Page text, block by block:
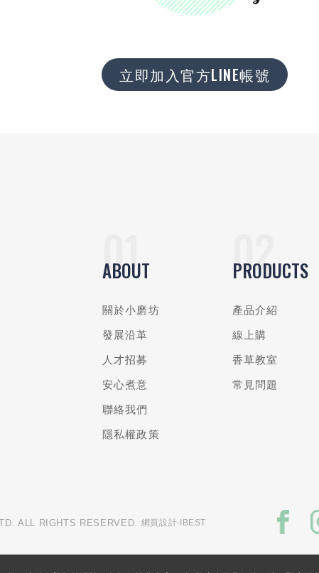
立即加入官方LINE帳號
ABOUT
關於小磨坊
發展沿革
人才招募
安心煮意
聯絡我們
隱私權政策
PRODUCTS
產品介紹
線上購
香草教室
常見問題
ALL RIGHTS RESERVED. 網頁設計‧IBEST